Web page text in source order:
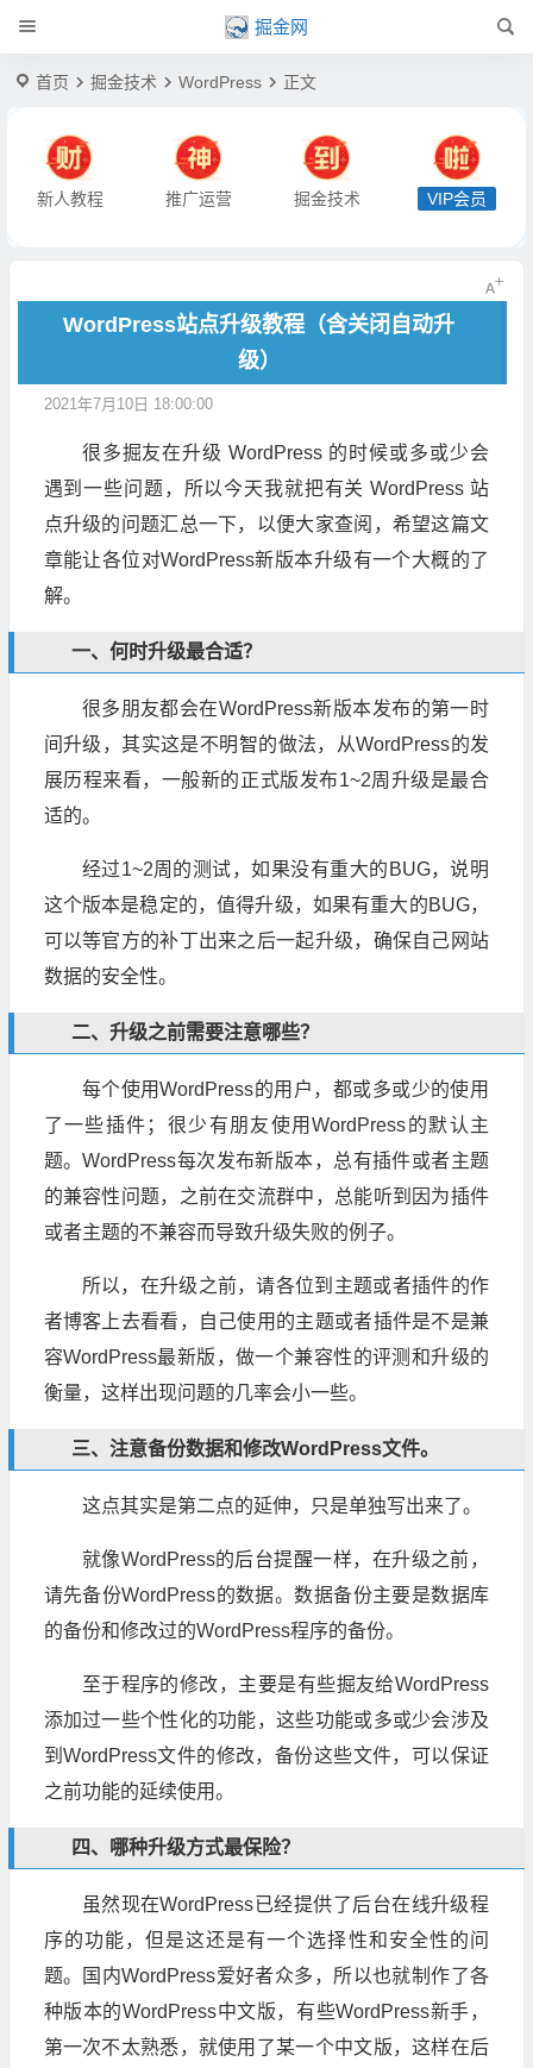
掘金网
首页 掘金技术 WordPress 正文
新人教程 推广运营 掘金技术 VIP会员
WordPress站点升级教程（含关闭自动升
级）
2021年7月10日 18:00:00
很多掘友在升级 WordPress 的时候或多或少会
遇到一些问题，所以今天我就把有关 WordPress 站
点升级的问题汇总一下，以便大家查阅，希望这篇文
章能让各位对WordPress新版本升级有一个大概的了
解。
一、何时升级最合适？
很多朋友都会在WordPress新版本发布的第一时
间升级，其实这是不明智的做法，从WordPress的发
展历程来看，一般新的正式版发布1~2周升级是最合
适的。
经过1~2周的测试，如果没有重大的BUG，说明
这个版本是稳定的，值得升级，如果有重大的BUG，
可以等官方的补丁出来之后一起升级，确保自己网站
数据的安全性。
二、升级之前需要注意哪些？
每个使用WordPress的用户，都或多或少的使用
了一些插件；很少有朋友使用WordPress的默认主
题。WordPress每次发布新版本，总有插件或者主题
的兼容性问题，之前在交流群中，总能听到因为插件
或者主题的不兼容而导致升级失败的例子。
所以，在升级之前，请各位到主题或者插件的作
者博客上去看看，自己使用的主题或者插件是不是兼
容WordPress最新版，做一个兼容性的评测和升级的
衡量，这样出现问题的几率会小一些。
三、注意备份数据和修改WordPress文件。
这点其实是第二点的延伸，只是单独写出来了。
就像WordPress的后台提醒一样，在升级之前，
请先备份WordPress的数据。数据备份主要是数据库
的备份和修改过的WordPress程序的备份。
至于程序的修改，主要是有些掘友给WordPress
添加过一些个性化的功能，这些功能或多或少会涉及
到WordPress文件的修改，备份这些文件，可以保证
之前功能的延续使用。
四、哪种升级方式最保险？
虽然现在WordPress已经提供了后台在线升级程
序的功能，但是这还是有一个选择性和安全性的问
题。国内WordPress爱好者众多，所以也就制作了各
种版本的WordPress中文版，有些WordPress新手，
第一次不太熟悉，就使用了某一个中文版，这样在后